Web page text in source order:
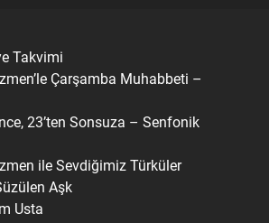
Takvimi
Çarşamba Muhabbeti –
23’ten Sonsuza – Senfonik
ile Sevdiğimiz Türküler
Aşk
Usta